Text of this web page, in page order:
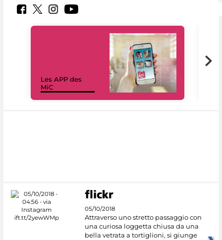
Les APP des
MiC
05/10/2018
Attraverso uno stretto passaggio con
una curiosa loggetta chiusa da una
bella vetrata a tortiglioni, si giunge